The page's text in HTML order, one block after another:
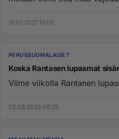
16.01.2021 15:05
PERUSSUOMALAISET
Koska Rantasen lupaamat
Viime viikolla Rantanen
05.08.2026 06:39